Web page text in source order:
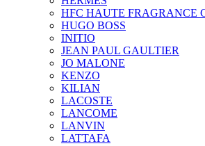
HFC HAUTE FRAGRANCE
HUGO BOSS
INITIO
JEAN PAUL GAULTIER
JO MALONE
KENZO
KILIAN
LACOSTE
LANCOME
LANVIN
LATTAFA